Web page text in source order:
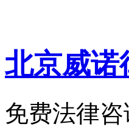
北京威诺
免费法律咨